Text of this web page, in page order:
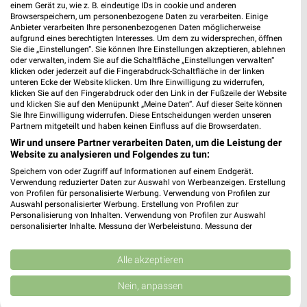
0,3 km
Schuleinleger 2026
Gültig bis Sa. 29.08.
0,3 km
Angebote ab 10.08.
Gültig ab Mo. 10.08.
Rossmann Rossmann
einem Gerät zu, wie z. B. eindeutige IDs in cookie und anderen
Browserspeichern, um personenbezogene Daten zu verarbeiten. Einige
Anbieter verarbeiten Ihre personenbezogenen Daten möglicherweise
aufgrund eines berechtigten Interesses. Um dem zu widersprechen, öffnen
Sie die „Einstellungen“. Sie können Ihre Einstellungen akzeptieren, ablehnen
oder verwalten, indem Sie auf die Schaltfläche „Einstellungen verwalten“
klicken oder jederzeit auf die Fingerabdruck-Schaltfläche in der linken
unteren Ecke der Website klicken. Um Ihre Einwilligung zu widerrufen,
klicken Sie auf den Fingerabdruck oder den Link in der Fußzeile der Website
und klicken Sie auf den Menüpunkt „Meine Daten“. Auf dieser Seite können
Sie Ihre Einwilligung widerrufen. Diese Entscheidungen werden unseren
Partnern mitgeteilt und haben keinen Einfluss auf die Browserdaten.
Wir und unsere Partner verarbeiten Daten, um die Leistung der
Website zu analysieren und Folgendes zu tun:
Speichern von oder Zugriff auf Informationen auf einem Endgerät.
Verwendung reduzierter Daten zur Auswahl von Werbeanzeigen. Erstellung
von Profilen für personalisierte Werbung. Verwendung von Profilen zur
Auswahl personalisierter Werbung. Erstellung von Profilen zur
Personalisierung von Inhalten. Verwendung von Profilen zur Auswahl
personalisierter Inhalte. Messung der Werbeleistung. Messung der
Kombinationen von Daten aus verschiedenen Quellen. Entwicklung und
Verbesserung der Angebote. Verwendung reduzierter Daten zur Auswahl
von Inhalten.
Daten können außerhalb der Europäischen Union weitergegeben und in die
USA gesendet werden.
Alle akzeptieren
Nein, anpassen